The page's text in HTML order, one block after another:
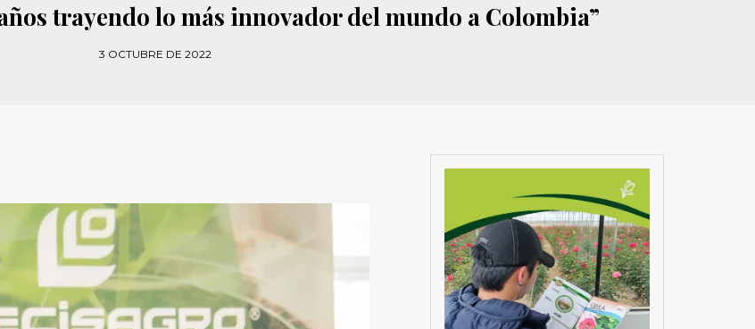
trayendo lo más innovador del mundo a Colombia”
3 OCTUBRE DE 2022